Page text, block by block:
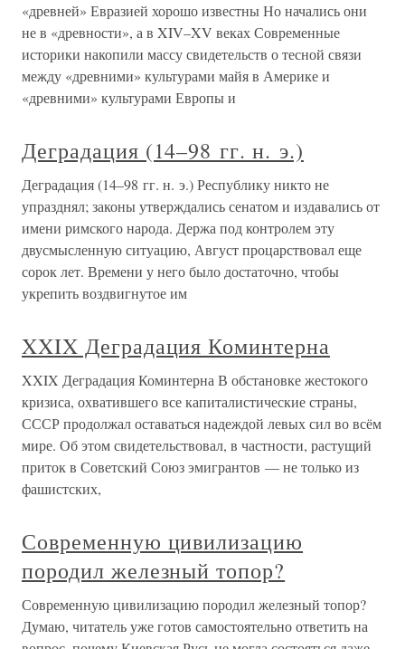
«древней» Евразией хорошо известны Но начались они
не в «древности», а в XIV–XV веках Современные
историки накопили массу свидетельств о тесной связи
между «древними» культурами майя в Америке и
«древними» культурами Европы и
Деградация (14–98 гг. н. э.)
Деградация (14–98 гг. н. э.) Республику никто не
упразднял; законы утверждались сенатом и издавались от
имени римского народа. Держа под контролем эту
двусмысленную ситуацию, Август процарствовал еще
сорок лет. Времени у него было достаточно, чтобы
укрепить воздвигнутое им
XXIX Деградация Коминтерна
XXIX Деградация Коминтерна В обстановке жестокого
кризиса, охватившего все капиталистические страны,
СССР продолжал оставаться надеждой левых сил во всём
мире. Об этом свидетельствовал, в частности, растущий
приток в Советский Союз эмигрантов — не только из
фашистских,
Современную цивилизацию
породил железный топор?
Современную цивилизацию породил железный топор?
Думаю, читатель уже готов самостоятельно ответить на